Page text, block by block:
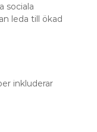
sociala
leda till ökad
inkluderar